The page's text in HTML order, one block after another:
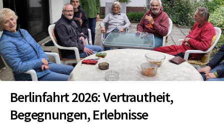
Berlinfahrt 2026: Vertrautheit,
Begegnungen, Erlebnisse